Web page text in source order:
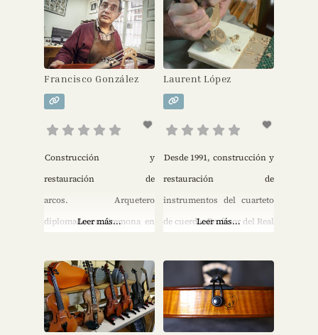
Instrumentos barrocos.
Venta de accesorios.
Francisco González
Construcción y
restauración de
arcos. Arquetero
diplomado en Cremona en
Entente Internationale des
Maïtres Luthiers et
Archetiers d’Art. Miembro
de Aelap.
Leer más...
Laurent López
Desde 1991, construcción y
restauración de
instrumentos del cuarteto
de cuerda. Profesor del Real
Madrid y colaborador de
Patrimonio Nacional y
otras fundaciones para
trabajos de conservación y
Leer más...